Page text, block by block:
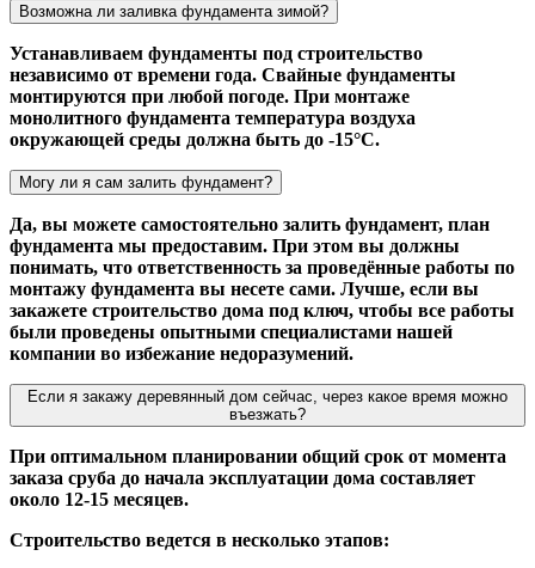
Возможна ли заливка фундамента зимой?
Устанавливаем фундаменты под строительство
независимо от времени года. Свайные фундаменты
монтируются при любой погоде. При монтаже
монолитного фундамента температура воздуха
окружающей среды должна быть до -15°С.
Могу ли я сам залить фундамент?
Да, вы можете самостоятельно залить фундамент, план
фундамента мы предоставим. При этом вы должны
понимать, что ответственность за проведённые работы по
монтажу фундамента вы несете сами. Лучше, если вы
закажете строительство дома под ключ, чтобы все работы
были проведены опытными специалистами нашей
компании во избежание недоразумений.
Если я закажу деревянный дом сейчас, через какое время можно
въезжать?
При оптимальном планировании общий срок от момента
заказа сруба до начала эксплуатации дома составляет
около 12-15 месяцев.
Строительство ведется в несколько этапов: